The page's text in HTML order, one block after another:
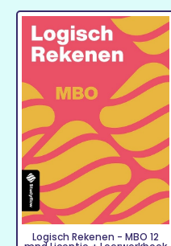
Logisch Rekenen - MBO 12